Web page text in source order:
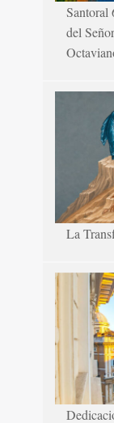
Santoral
del
La